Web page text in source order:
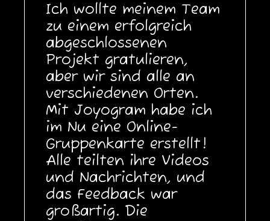
Ich wollte meinem Team
zu einem erfolgreich
abgeschlossenen
Projekt gratulieren,
aber wir sind alle an
verschiedenen Orten.
Mit Joyogram habe ich
im Nu eine Online-
Gruppenkarte erstellt!
Alle teilten ihre Videos
und Nachrichten, und
das Feedback war
großartig. Die